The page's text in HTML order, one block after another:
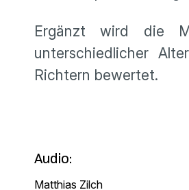
Ergänzt wird die
unterschiedlicher
Richtern bewertet.
Audio:
Matthias Zilch